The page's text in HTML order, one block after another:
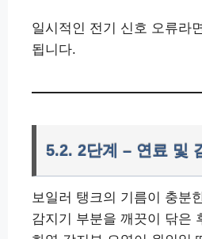
일시적인 전기 신호 오류라
됩니다.
5.2. 2단계 – 연료 및
보일러 탱크의 기름이 충분
감지기 부분을 깨끗이 닦은